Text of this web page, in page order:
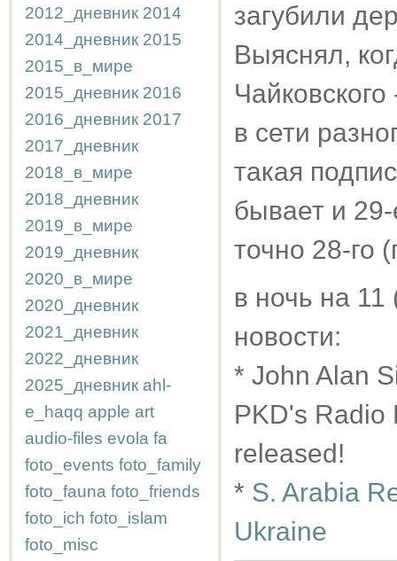
2012_дневник 2014
2014_дневник 2015
2015_в_мире
2015_дневник 2016
2016_дневник 2017
2017_дневник
2018_в_мире
2018_дневник
2019_в_мире
2019_дневник
2020_в_мире
2020_дневник
2021_дневник
2022_дневник
2025_дневник ahl-
e_haqq apple art
audio-files evola fa
foto_events foto_family
foto_fauna foto_friends
foto_ich foto_islam
foto_misc
загубили
Выяснял,
в сети
такая
бывает и
точно 28-го
в ночь на 11
новости:
* John Alan
PKD's Radio
released!
* S. Arabia
Ukraine